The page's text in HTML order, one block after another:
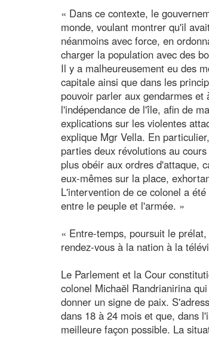
« Dans ce contexte, le
monde, voulant montrer qu'il
néanmoins avec force, en
charger la population avec des
Il y a malheureusement eu des
capitale ainsi que dans les
pouvoir parler aux gendarmes
l'indépendance de l'île, afin de
explications sur les violentes
explique Mgr Vella. En
parties deux révolutions au
plus obéir aux ordres d'attaque,
eux-mêmes sur la place,
L'intervention de ce colonel a
entre le peuple et l'armée. »
« Entre-temps, poursuit le
rendez-vous à la nation à la
Le Parlement et la Cour
colonel Michaël Randrianirina
donner un signe de paix.
dans 18 à 24 mois et que, dans
meilleure façon possible. La